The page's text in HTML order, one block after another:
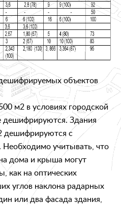
объектов
м2 в условиях городской
дешифрируются. Здания
дешифрируются с
Необходимо учитывать, что
дома и крыша могут
как на оптических
углов наклона радарных
или два фасада здания,